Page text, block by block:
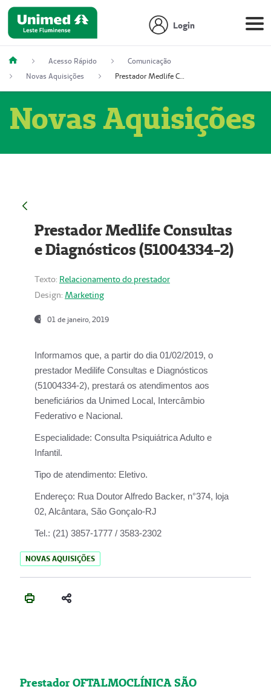
Login
Acesso Rápido
Comunicação
Novas Aquisições
Prestador Medlife Consultas e Diagnósticos (51004334-2)
Novas Aquisições
Prestador Medlife Consultas
e Diagnósticos (51004334-2)
Texto: Relacionamento do prestador
Design: Marketing
01 de janeiro, 2019
Informamos que, a partir do dia 01/02/2019, o
prestador Medilife Consultas e Diagnósticos
(51004334-2), prestará os atendimentos aos
beneficiários da Unimed Local, Intercâmbio
Federativo e Nacional.
Especialidade: Consulta Psiquiátrica Adulto e
Infantil.
Tipo de atendimento: Eletivo.
Endereço: Rua Doutor Alfredo Backer, n°374, loja
02, Alcântara, São Gonçalo-RJ
Tel.: (21) 3857-1777 / 3583-2302
NOVAS AQUISIÇÕES
Prestador OFTALMOCLÍNICA SÃO